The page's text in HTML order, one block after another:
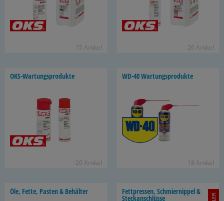
15 Ar­ti­kel 26 Ar­ti­kel
OKS-​Wartungsprodukte
20 Ar­ti­kel
WD-40 War­tungs­pro­duk­te
18 Ar­ti­kel
Öle, Fette, Pas­ten & Be­häl­ter Fett­pres­sen, Schmier­nip­pel &
Steck­an­schlüs­se